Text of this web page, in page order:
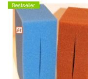
Bestseller